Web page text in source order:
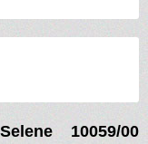
10059/00